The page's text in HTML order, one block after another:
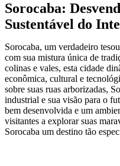
Sorocaba:
Sustentável do
Sorocaba, um verdadeiro
com sua mistura única de
colinas e vales, esta cidade
econômica, cultural e
sobre suas ruas arborizadas,
industrial e sua visão para o
bem desenvolvida e um
visitantes a explorar suas
Sorocaba um destino tão